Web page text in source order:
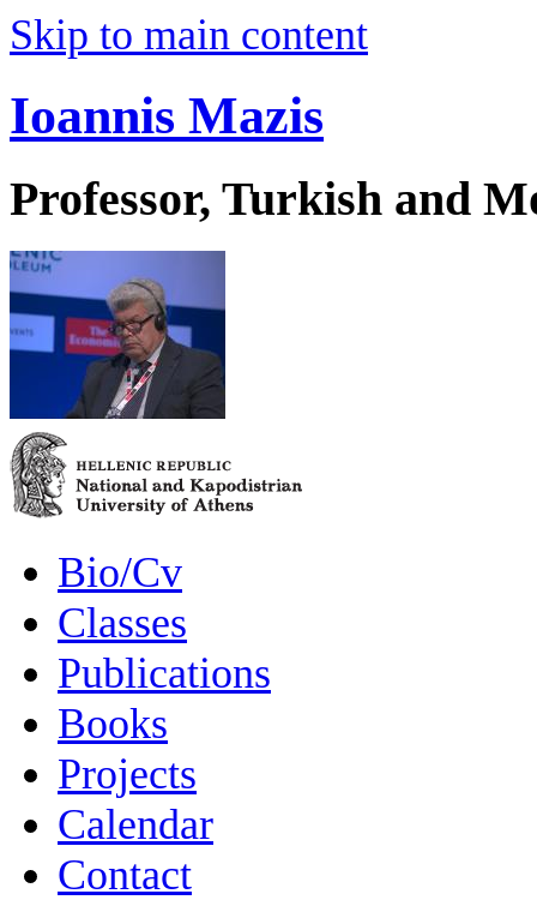
Skip to main content
Ioannis Mazis
Professor, Turkish and
Bio/Cv
Classes
Publications
Books
Projects
Calendar
Contact